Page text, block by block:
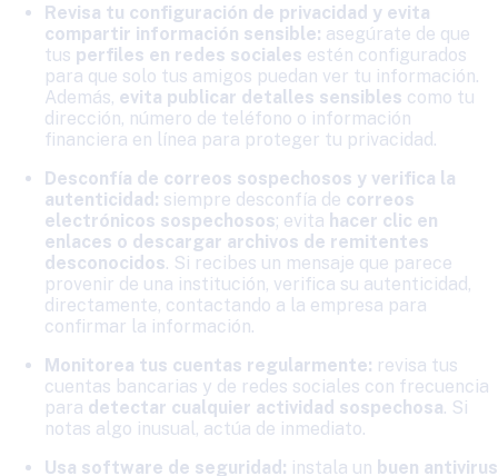
Revisa tu configuración de privacidad y evita
compartir información sensible: asegúrate de que
tus perfiles en redes sociales estén configurados
para que solo tus amigos puedan ver tu información.
Además, evita publicar detalles sensibles como tu
dirección, número de teléfono o información
financiera en línea para proteger tu privacidad.
Desconfía de correos sospechosos y verifica la
autenticidad: siempre desconfía de correos
electrónicos sospechosos; evita hacer clic en
enlaces o descargar archivos de remitentes
desconocidos. Si recibes un mensaje que parece
provenir de una institución, verifica su autenticidad,
directamente, contactando a la empresa para
confirmar la información.
Monitorea tus cuentas regularmente: revisa tus
cuentas bancarias y de redes sociales con frecuencia
para detectar cualquier actividad sospechosa. Si
notas algo inusual, actúa de inmediato.
Usa software de seguridad: instala un buen antivirus